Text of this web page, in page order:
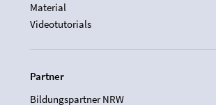
Material
Videotutorials
Partner
Bildungspartner NRW